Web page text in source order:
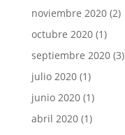
noviembre 2020(2)
octubre 2020(1)
septiembre 2020(3)
julio 2020(1)
junio 2020(1)
abril 2020(1)